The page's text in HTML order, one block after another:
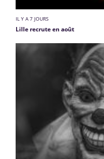
IL Y A 7 JOURS
Lille recrute en août